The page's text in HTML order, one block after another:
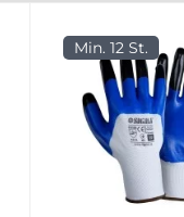
Min. 12 St.